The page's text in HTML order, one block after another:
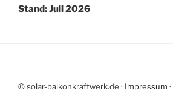
Stand: Juli 2026
© solar-balkonkraftwerk.de · Impressum ·